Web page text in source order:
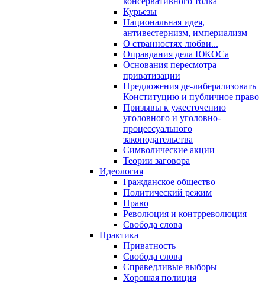
Курьезы
Национальная идея,
антивестернизм, империализм
О странностях любви...
Оправдания дела ЮКОСа
Основания пересмотра
приватизации
Предложения де-либерализовать
Конституцию и публичное право
Призывы к ужесточению
уголовного и уголовно-
процессуального
законодательства
Символические акции
Теории заговора
Идеология
Гражданское общество
Политический режим
Право
Революция и контрреволюция
Свобода слова
Практика
Приватность
Свобода слова
Справедливые выборы
Хорошая полиция